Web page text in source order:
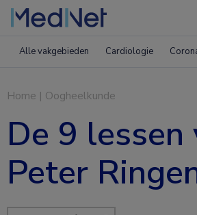
Alle vakgebieden Cardiologie
Home | Oogheelkunde
De 9 lessen
Peter